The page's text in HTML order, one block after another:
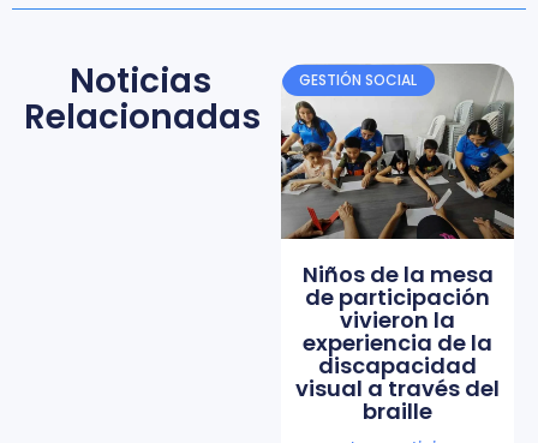
Noticias
Relacionadas
GESTIÓN SOCIAL
Niños de la mesa
de participación
vivieron la
experiencia de la
discapacidad
visual a través del
braille